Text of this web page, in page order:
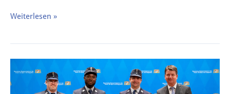
Weiterlesen »
beim
Blaulichtempfang